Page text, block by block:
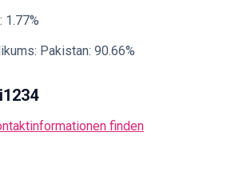
1.77%
Pakistan: 90.66%
finden